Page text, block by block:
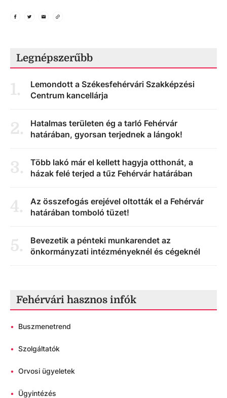
Legnépszerűbb
1.
Lemondott a Székesfehérvári Szakképzési
Centrum kancellárja
2.
Hatalmas területen ég a tarló Fehérvár
határában, gyorsan terjednek a lángok!
3.
Több lakó már el kellett hagyja otthonát, a
házak felé terjed a tűz Fehérvár határában
4.
Az összefogás erejével oltották el a Fehérvár
határában tomboló tüzet!
5.
Bevezetik a pénteki munkarendet az
önkormányzati intézményeknél és cégeknél
Fehérvári hasznos infók
• Buszmenetrend
• Szolgáltatók
• Orvosi ügyeletek
• Ügyintézés